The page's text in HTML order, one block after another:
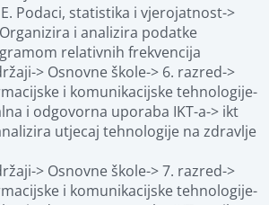
Podaci, statistika i vjerojatnost->
Organizira i analizira podatke
relativnih frekvencija
> Osnovne škole-> 6. razred->
i komunikacijske tehnologije-
i odgovorna uporaba IKT-a-> ikt
utjecaj tehnologije na zdravlje
> Osnovne škole-> 7. razred->
i komunikacijske tehnologije-